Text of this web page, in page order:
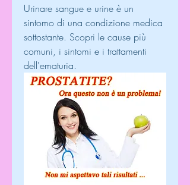
Urinare sangue e urine è un
sintomo di una condizione medica
sottostante. Scopri le cause più
comuni, i sintomi e i trattamenti
dell'ematuria.